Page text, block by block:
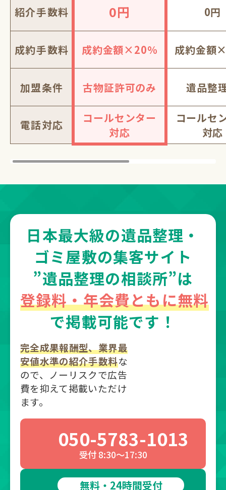
紹介手数料
成約手数料
加盟条件
電話対応
0円
成約金額×20％
古物証許可のみ
コールセンター
対応
0円
成約金額
遺品整
コールセ
対応
日本最大級の遺品整理・
ゴミ屋敷の集客サイト
”遺品整理の相談所”は
登録料・年会費ともに無料
で掲載可能です！
完全成果報酬型、業界最
安値水準の紹介手数料な
ので、ノーリスクで広告
費を抑えて掲載いただけ
ます。
050-5783-1013
受付 8:30～17:30
無料・24時間受付